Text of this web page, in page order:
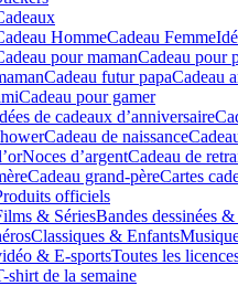
HommeCadeau Femme
pour mamanCadeau pour
Cadeau futur papaCadeau
Cadeau pour gamer
de cadeaux d’anniversaire
Cadeau de naissance
Noces d’argentCadeau de
Cadeau grand-pèreCartes
officiels
& SériesBandes dessinées
Classiques & Enfants
& E-sportsToutes les
shirt de la semaine